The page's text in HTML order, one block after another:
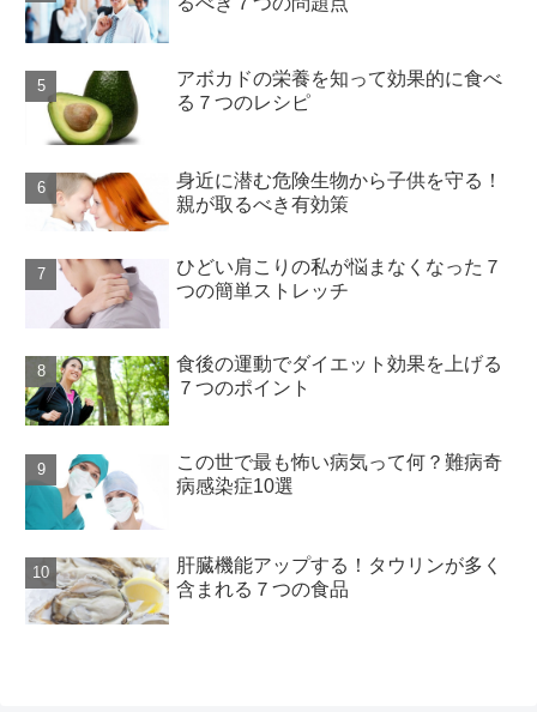
アボカドの栄養を知って効果的に食べ
る７つのレシピ
身近に潜む危険生物から子供を守る！
親が取るべき有効策
ひどい肩こりの私が悩まなくなった７
つの簡単ストレッチ
食後の運動でダイエット効果を上げる
７つのポイント
この世で最も怖い病気って何？難病奇
病感染症10選
肝臓機能アップする！タウリンが多く
含まれる７つの食品